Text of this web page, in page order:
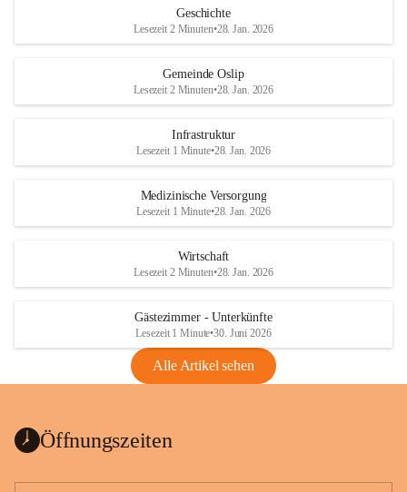
Geschichte
Lesezeit 2 Minuten•28. Jan. 2026
Gemeinde Oslip
Lesezeit 2 Minuten•28. Jan. 2026
Infrastruktur
Lesezeit 1 Minute•28. Jan. 2026
Medizinische Versorgung
Lesezeit 1 Minute•28. Jan. 2026
Wirtschaft
Lesezeit 2 Minuten•28. Jan. 2026
Gästezimmer - Unterkünfte
Lesezeit 1 Minute•30. Juni 2026
Alle Artikel sehen
Öffnungszeiten